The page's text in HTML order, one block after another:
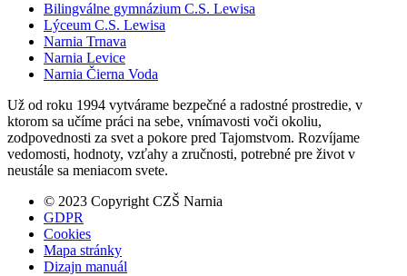
Bilingválne gymnázium C.S. Lewisa
Lýceum C.S. Lewisa
Narnia Trnava
Narnia Levice
Narnia Čierna Voda
Už od roku 1994 vytvárame bezpečné a radostné prostredie, v
ktorom sa učíme práci na sebe, vnímavosti voči okoliu,
zodpovednosti za svet a pokore pred Tajomstvom. Rozvíjame
vedomosti, hodnoty, vzťahy a zručnosti, potrebné pre život v
neustále sa meniacom svete.
© 2023 Copyright CZŠ Narnia
GDPR
Cookies
Mapa stránky
Dizajn manuál